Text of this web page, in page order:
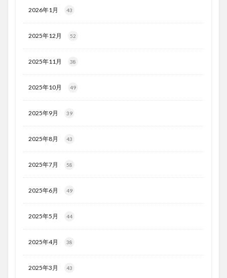
2026年1月 43
2025年12月 52
2025年11月 38
2025年10月 49
2025年9月 39
2025年8月 43
2025年7月 58
2025年6月 49
2025年5月 44
2025年4月 38
2025年3月 43